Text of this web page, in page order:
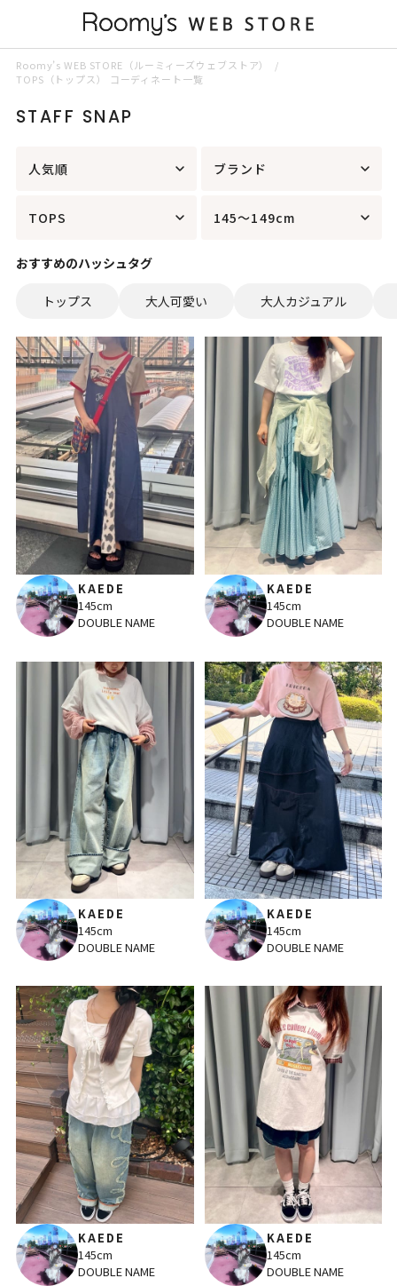
Roomy’s WEB STORE（ルーミィーズウェブストア）
TOPS（トップス） コーディネート一覧
STAFF SNAP
人気順 ブランド
TOPS 145～149cm
おすすめのハッシュタグ
トップス 大人可愛い 大人カジュアル
KAEDE
145cm
DOUBLE NAME
KAEDE
145cm
DOUBLE NAME
KAEDE
145cm
DOUBLE NAME
KAEDE
145cm
DOUBLE NAME
KAEDE
145cm
DOUBLE NAME
KAEDE
145cm
DOUBLE NAME